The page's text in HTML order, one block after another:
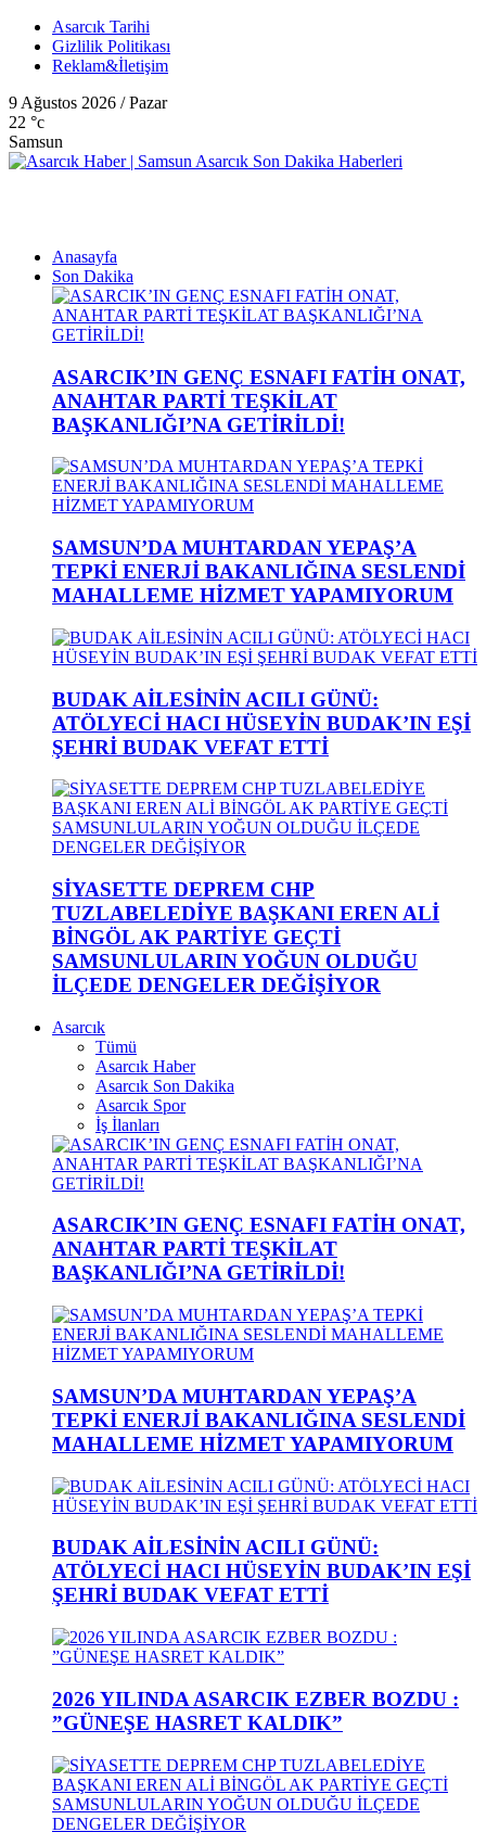
Asarcık Tarihi
Gizlilik Politikası
Reklam&İletişim
9 Ağustos 2026 / Pazar
22 °c
Samsun
Anasayfa
Son Dakika
ASARCIK’IN GENÇ ESNAFI FATİH ONAT,
ANAHTAR PARTİ TEŞKİLAT
BAŞKANLIĞI’NA GETİRİLDİ!
SAMSUN’DA MUHTARDAN YEPAŞ’A
TEPKİ ENERJİ BAKANLIĞINA SESLENDİ
MAHALLEME HİZMET YAPAMIYORUM
BUDAK AİLESİNİN ACILI GÜNÜ:
ATÖLYECİ HACI HÜSEYİN BUDAK’IN EŞİ
ŞEHRİ BUDAK VEFAT ETTİ
SİYASETTE DEPREM CHP
TUZLABELEDİYE BAŞKANI EREN ALİ
BİNGÖL AK PARTİYE GEÇTİ
SAMSUNLULARIN YOĞUN OLDUĞU
İLÇEDE DENGELER DEĞİŞİYOR
Asarcık
Tümü
Asarcık Haber
Asarcık Son Dakika
Asarcık Spor
İş İlanları
ASARCIK’IN GENÇ ESNAFI FATİH ONAT,
ANAHTAR PARTİ TEŞKİLAT
BAŞKANLIĞI’NA GETİRİLDİ!
SAMSUN’DA MUHTARDAN YEPAŞ’A
TEPKİ ENERJİ BAKANLIĞINA SESLENDİ
MAHALLEME HİZMET YAPAMIYORUM
BUDAK AİLESİNİN ACILI GÜNÜ:
ATÖLYECİ HACI HÜSEYİN BUDAK’IN EŞİ
ŞEHRİ BUDAK VEFAT ETTİ
2026 YILINDA ASARCIK EZBER BOZDU :
”GÜNEŞE HASRET KALDIK”